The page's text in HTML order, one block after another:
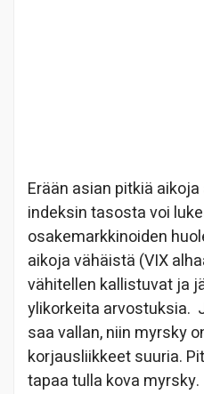
Erään asian pitkiä
indeksin tasosta voi
osakemarkkinoiden
aikoja vähäistä (VIX
vähitellen kallistuvat ja
ylikorkeita arvostuksia.
saa vallan, niin myrsky
korjausliikkeet suuria.
tapaa tulla kova myrsky.